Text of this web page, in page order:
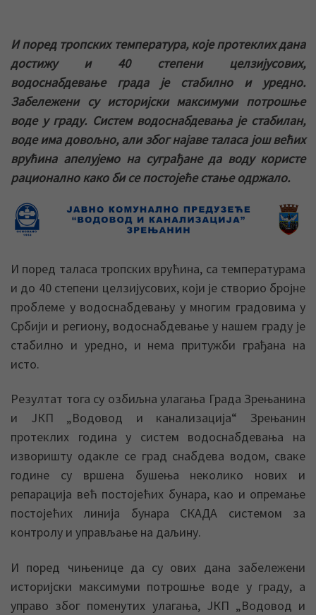
И поред тропских температура, које протеклих дана
достижу и 40 степени целзијусових,
водоснабдевање града је стабилно и уредно.
Забележени су историјски максимуми потрошње
воде у граду. Систем водоснабдевања је стабилан,
воде има довољно, али због најаве таласа још већих
врућина апелујемо на суграђане да воду користе
рационално како би се постојеће стање одржало.
И поред таласа тропских врућина, са температурама
и до 40 степени целзијусових, који је створио бројне
проблеме у водоснабдевању у многим градовима у
Србији и региону, водоснабдевање у нашем граду је
стабилно и уредно, и нема притужби грађана на
исто.
Резултат тога су озбиљна улагања Града Зрењанина
и ЈКП „Водовод и канализација“ Зрењанин
протеклих година у систем водоснабдевања на
изворишту одакле се град снабдева водом, сваке
године су вршена бушења неколико нових и
репарација већ постојећих бунара, као и опремање
постојећих линија бунара СКАДА системом за
контролу и управљање на даљину.
И поред чињенице да су ових дана забележени
историјски максимуми потрошње воде у граду, а
управо због поменутих улагања, ЈКП „Водовод и